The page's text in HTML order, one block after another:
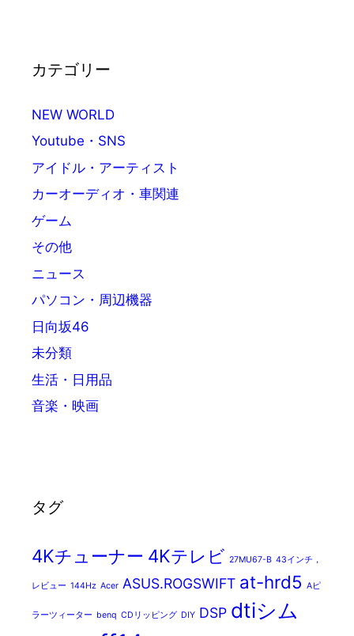
カテゴリー
NEW WORLD
Youtube・SNS
アイドル・アーティスト
カーオーディオ・車関連
ゲーム
その他
ニュース
パソコン・周辺機器
日向坂46
未分類
生活・日用品
音楽・映画
タグ
4Kチューナー 4Kテレビ 27MU67-B 43インチ，
レビュー 144Hz Acer ASUS.ROGSWIFT at-hrd5 Aピ
ラーツィーター benq CDリッピング DIY DSP dtiシム